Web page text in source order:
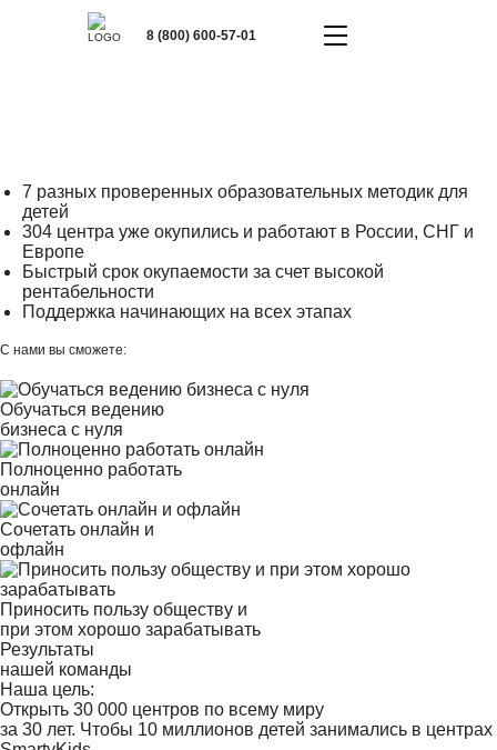
8 (800) 600-57-01
7 разных проверенных образовательных методик для
детей
304 центра уже окупились и работают в России, СНГ и
Европе
Быстрый срок окупаемости за счет высокой
рентабельности
Поддержка начинающих на всех этапах
С нами вы сможете:
Обучаться ведению
бизнеса с нуля
Полноценно работать
онлайн
Сочетать онлайн и
офлайн
Приносить пользу обществу и
при этом хорошо зарабатывать
Результаты
нашей команды
Наша цель:
Открыть 30 000 центров по всему миру
за 30 лет. Чтобы 10 миллионов детей занимались в центрах